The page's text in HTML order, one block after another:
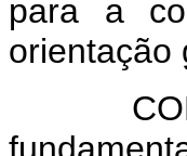
para a
orientação